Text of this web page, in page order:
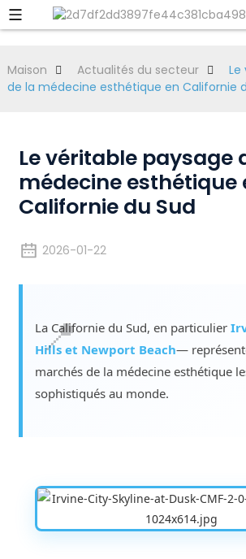
Maison Actualités du secteur
Le
de la médecine esthétique en Californie
Le véritable paysage
médecine esthétique
Californie du Sud
2026-01-22
La Californie du Sud, en particulier
Hills et Newport Beach—
marchés de la médecine esthétique
sophistiqués au monde.